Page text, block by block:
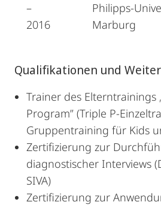
–
2016
Philipps-
Marburg
Qualifikationen und
Trainer des Elterntrainings
Program” (Triple P-
Gruppentraining für Kids
Zertifizierung zur
diagnostischer Interviews
SIVA)
Zertifizierung zur